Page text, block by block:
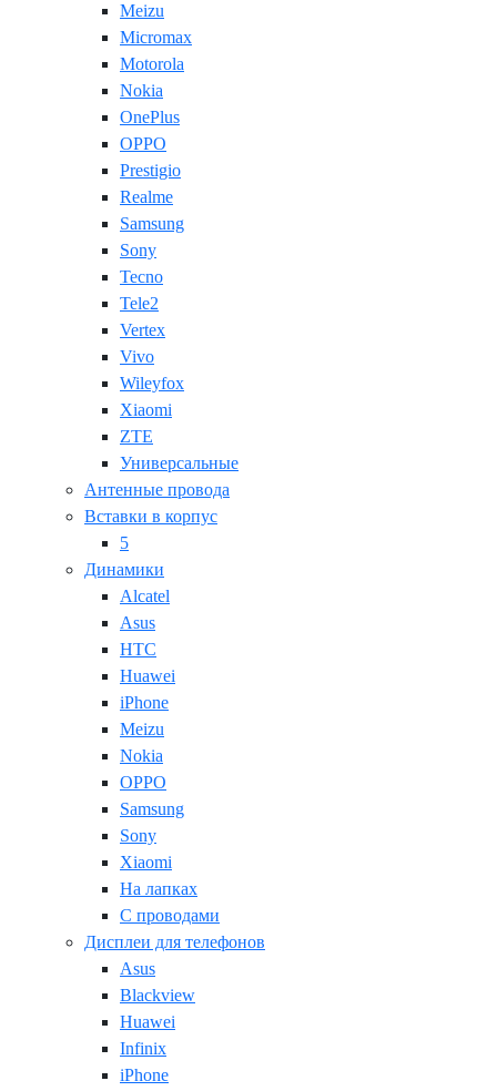
Meizu
Micromax
Motorola
Nokia
OnePlus
OPPO
Prestigio
Realme
Samsung
Sony
Tecno
Tele2
Vertex
Vivo
Wileyfox
Xiaomi
ZTE
Универсальные
Антенные провода
Вставки в корпус
5
Динамики
Alcatel
Asus
HTC
Huawei
iPhone
Meizu
Nokia
OPPO
Samsung
Sony
Xiaomi
На лапках
С проводами
Дисплеи для телефонов
Asus
Blackview
Huawei
Infinix
iPhone